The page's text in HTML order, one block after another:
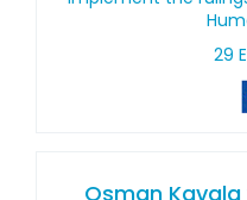
29
Osman Kavala